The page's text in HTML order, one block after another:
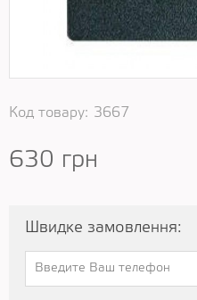
Код товару: 3667
630 грн
Швидке замовлення: